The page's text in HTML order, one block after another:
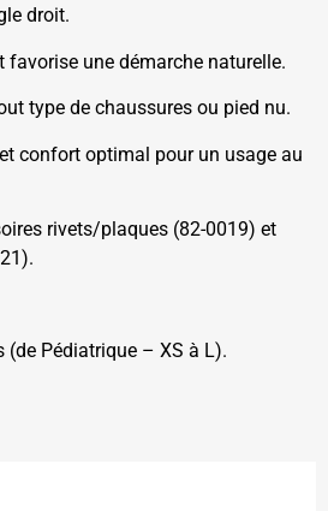
droit.
favorise une démarche naturelle.
type de chaussures ou pied nu.
confort optimal pour un usage au
rivets/plaques (82-0019) et
(de Pédiatrique – XS à L).